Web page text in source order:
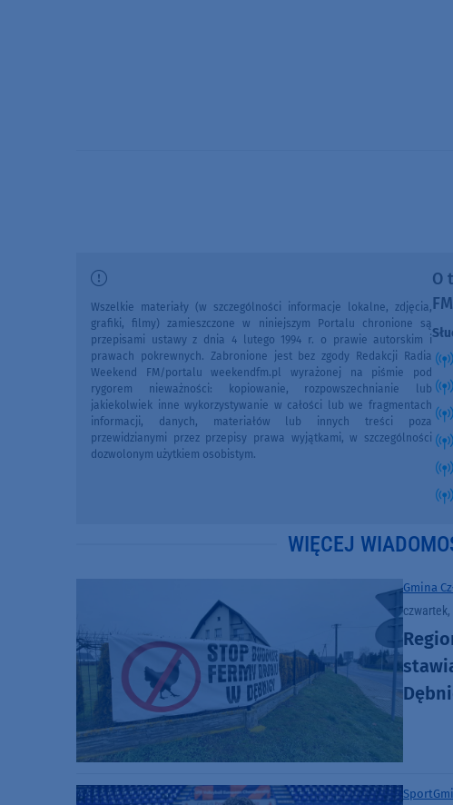
O
Wszelkie materiały (w szczególności informacje lokalne, zdjęcia,
grafiki, filmy) zamieszczone w niniejszym Portalu chronione są
przepisami ustawy z dnia 4 lutego 1994 r. o prawie autorskim i
prawach pokrewnych. Zabronione jest bez zgody Redakcji Radia
Weekend FM/portalu weekendfm.pl wyrażonej na piśmie pod
rygorem nieważności: kopiowanie, rozpowszechnianie lub
jakiekolwiek inne wykorzystywanie w całości lub we fragmentach
informacji, danych, materiałów lub innych treści poza
przewidzianymi przez przepisy prawa wyjątkami, w szczególności
dozwolonym użytkiem osobistym.
WIĘCEJ
Gmina
Sport